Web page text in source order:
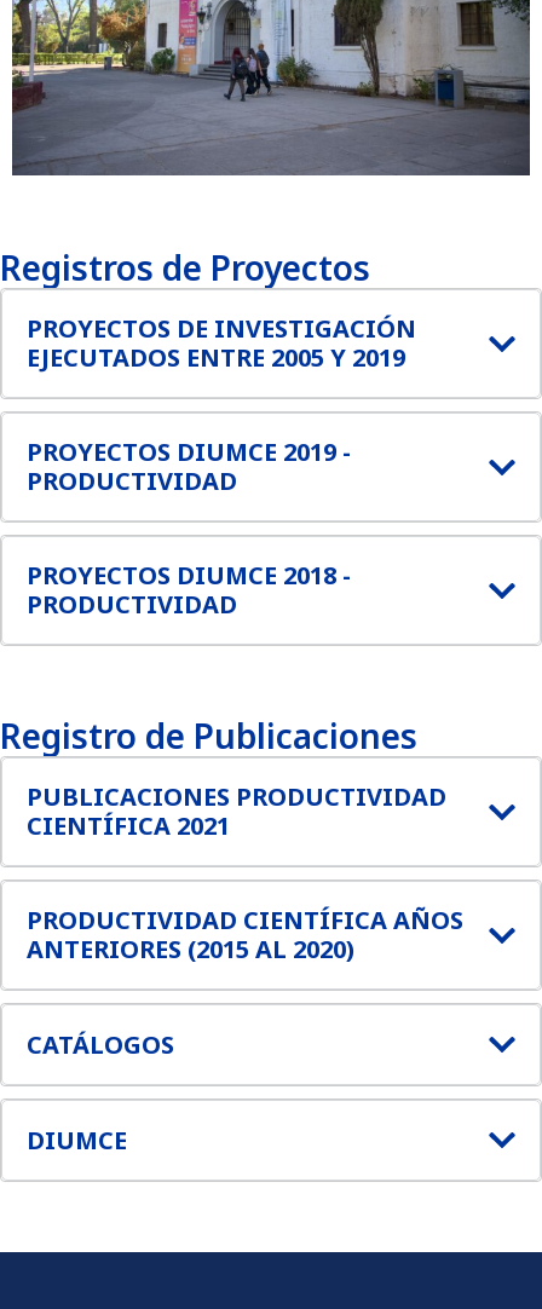
Registros de Proyectos
PROYECTOS DE INVESTIGACIÓN
EJECUTADOS ENTRE 2005 Y 2019
PROYECTOS DIUMCE 2019 -
PRODUCTIVIDAD
PROYECTOS DIUMCE 2018 -
PRODUCTIVIDAD
Registro de Publicaciones
PUBLICACIONES PRODUCTIVIDAD
CIENTÍFICA 2021
PRODUCTIVIDAD CIENTÍFICA AÑOS
ANTERIORES (2015 AL 2020)
CATÁLOGOS
DIUMCE